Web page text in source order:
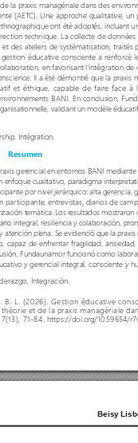
la praxis managériale dans des envir
(AETC). Une approche qualitative,
ont été adoptés, incluant
technique. La collecte de
des ateliers de systématisation, traités
éducative consciente a renforcé
en favorisant l'intégration de
Il a été démontré que la praxis
et éthique, capable de faire face à
BANI. En conclusion,
ganisationnelle, validant un modèle
Intégration.
Resumen
gerencial en entornos BANI
enfoque cualitativo, paradigma
por nivel jerárquico: alta gerencia,
participante, entrevistas, diarios de
temática. Los resultados mostraron
integral, resiliencia y colaboración, pr
plena. Se evidenció que la praxis
capaz de enfrentar fragilidad,
Fundaunamor funcionó como
y gerencial integral, consciente y
Integración.
B. L. (2026). Gestion éducative
et de la praxis managériale
7(13), 71-84. https://doi.org/10.59654/
Beisy